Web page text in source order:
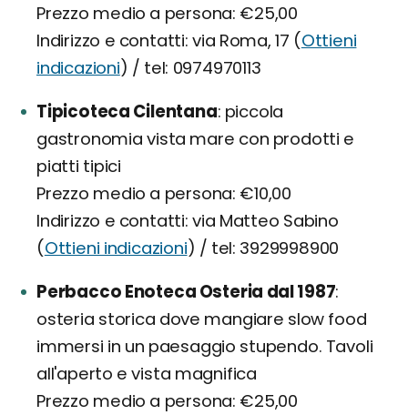
Prezzo medio a persona: €25,00
Indirizzo e contatti: via Roma, 17 (Ottieni
indicazioni) / tel: 0974970113
Tipicoteca Cilentana piccola
gastronomia vista mare con prodotti e
piatti tipici
Prezzo medio a persona: €10,00
Indirizzo e contatti: via Matteo Sabino
(Ottieni indicazioni) / tel: 3929998900
Perbacco Enoteca Osteria dal 1987
osteria storica dove mangiare slow food
immersi in un paesaggio stupendo. Tavoli
all'aperto e vista magnifica
Prezzo medio a persona: €25,00